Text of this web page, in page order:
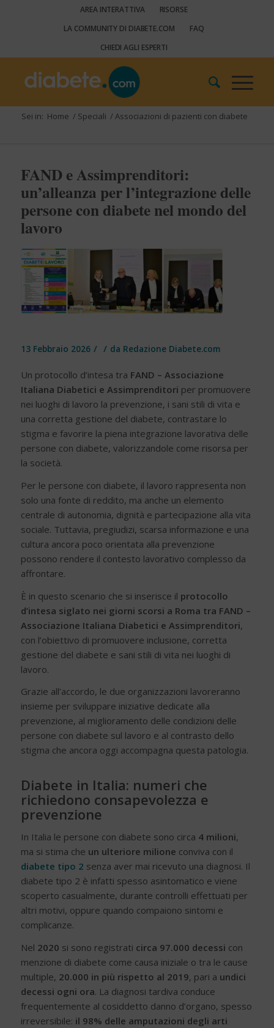
AREA INTERATTIVA
RISORSE
LA COMMUNITY DI DIABETE.COM
FAQ
CHIEDI AGLI ESPERTI
Sei in: Home / Speciali / Associazioni di pazienti con diabete
FAND e Assimprenditori:
un’alleanza per l’integrazione delle
persone con diabete nel mondo del
lavoro
13 Febbraio 2026 / / da Redazione Diabete.com
Un protocollo d’intesa tra FAND – Associazione
Italiana Diabetici e Assimprenditori per promuovere
nei luoghi di lavoro la prevenzione, i sani stili di vita e
una corretta gestione del diabete, contrastare lo
stigma e favorire la piena integrazione lavorativa delle
persone con diabete, valorizzandole come risorsa per
la società.
Per le persone con diabete, il lavoro rappresenta non
solo una fonte di reddito, ma anche un elemento
centrale di autonomia, dignità e partecipazione alla vita
sociale. Tuttavia, pregiudizi, scarsa informazione e una
cultura ancora poco orientata alla prevenzione
possono rendere il contesto lavorativo complesso da
affrontare.
È in questo scenario che si inserisce il protocollo
d’intesa siglato nei giorni scorsi a Roma tra FAND –
Associazione Italiana Diabetici e Assimprenditori,
con l’obiettivo di promuovere inclusione, corretta
gestione del diabete e sani stili di vita nei luoghi di
lavoro.
Grazie all’accordo, le due organizzazioni lavoreranno
insieme per sviluppare iniziative dedicate alla
prevenzione, al miglioramento delle condizioni delle
persone con diabete sul lavoro e al contrasto dello
stigma che ancora oggi accompagna questa patologia.
Diabete in Italia: numeri che
richiedono consapevolezza e
prevenzione
In Italia le persone con diabete sono circa 4 milioni,
ma si stima che un ulteriore milione conviva con il
diabete tipo 2 senza aver mai ricevuto una diagnosi. Il
diabete tipo 2 è infatti spesso asintomatico e viene
scoperto casualmente, durante controlli effettuati per
altri motivi, oppure quando compaiono sintomi e
complicanze.
Nel 2020 si sono registrati circa 97.000 decessi con
menzione di diabete come causa iniziale o tra le cause
multiple, 20.000 in più rispetto al 2019, pari a undici
decessi ogni ora. La diagnosi tardiva conduce
frequentemente al cosiddetto danno d’organo, spesso
irreversibile: il 98% delle amputazioni degli arti